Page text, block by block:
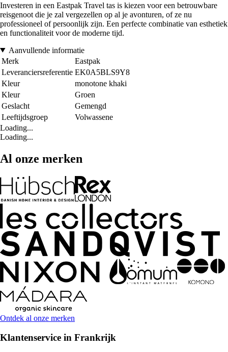
Investeren in een Eastpak Travel tas is kiezen voor een betrouwbare
reisgenoot die je zal vergezellen op al je avonturen, of ze nu
professioneel of persoonlijk zijn. Een perfecte combinatie van esthetiek
en functionaliteit voor de moderne tijd.
Aanvullende informatie
Merk
Eastpak
Leveranciersreferentie EK0A5BLS9Y8
Kleur
monotone khaki
Kleur
Groen
Geslacht
Gemengd
Leeftijdsgroep
Volwassene
Loading...
Loading...
Al onze merken
Ontdek al onze merken
Klantenservice in Frankrijk